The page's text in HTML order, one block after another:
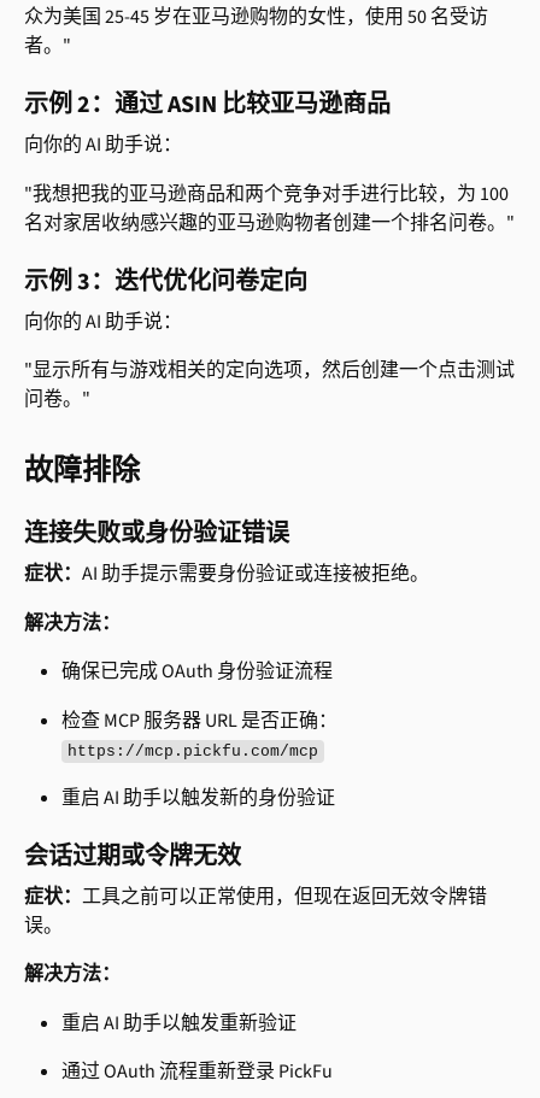
众为美国 25-45 岁在亚马逊购物的女性，使用 50 名受访
者。"
示例 2：通过 ASIN 比较亚马逊商品
向你的 AI 助手说：
"我想把我的亚马逊商品和两个竞争对手进行比较，为 100
名对家居收纳感兴趣的亚马逊购物者创建一个排名问卷。"
示例 3：迭代优化问卷定向
向你的 AI 助手说：
"显示所有与游戏相关的定向选项，然后创建一个点击测试
问卷。"
故障排除
连接失败或身份验证错误
症状： AI 助手提示需要身份验证或连接被拒绝。
解决方法：
确保已完成 OAuth 身份验证流程
检查 MCP 服务器 URL 是否正确：
https://mcp.pickfu.com/mcp
重启 AI 助手以触发新的身份验证
会话过期或令牌无效
症状： 工具之前可以正常使用，但现在返回无效令牌错
误。
解决方法：
重启 AI 助手以触发重新验证
通过 OAuth 流程重新登录 PickFu